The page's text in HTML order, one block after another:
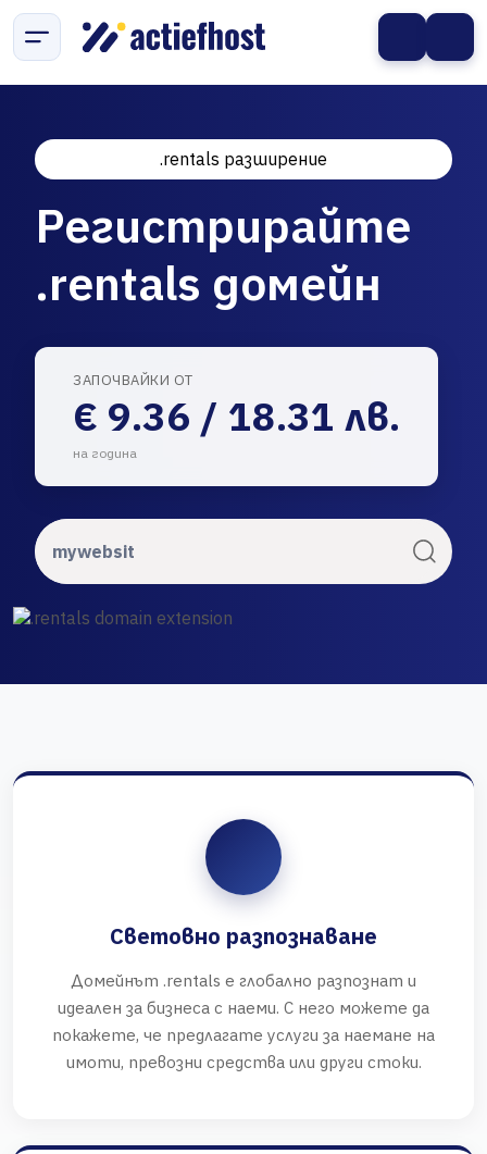
.rentals разширение
Регистрирайте
.rentals домейн
ЗАПОЧВАЙКИ ОТ
€ 9.36 / 18.31 лв.
на година
Световно разпознаване
Домейнът .rentals е глобално разпознат и
идеален за бизнеса с наеми. С него можете да
покажете, че предлагате услуги за наемане на
имоти, превозни средства или други стоки.